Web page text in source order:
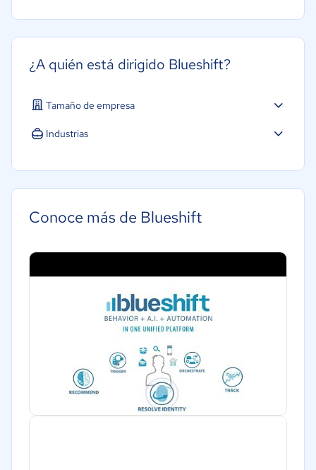
¿A quién está dirigido Blueshift?
Tamaño de empresa
Industrias
Conoce más de Blueshift